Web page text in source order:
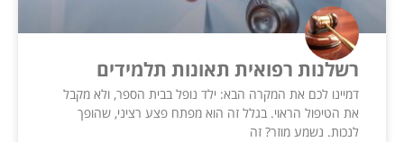
רשלנות רפואית תאונות תלמידים
דמיינו לכם את המקרה הבא: ילד נופל בבית הספר, ולא מקבל
את הטיפול הראוי. בגלל זה הוא מפתח פצע רציני, שהופך
לנכות. נשמע מוזר? זה